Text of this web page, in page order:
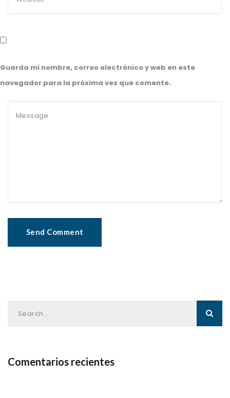
Guarda mi nombre, correo electrónico y web en este
navegador para la próxima vez que comente.
Comentarios recientes